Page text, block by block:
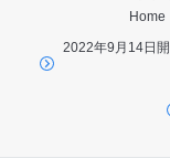
You are here:Home
2022年9月14日